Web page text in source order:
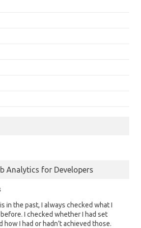
Analytics for Developers
in the past, I always checked what I
I checked whether I had set
how I had or hadn’t achieved those.